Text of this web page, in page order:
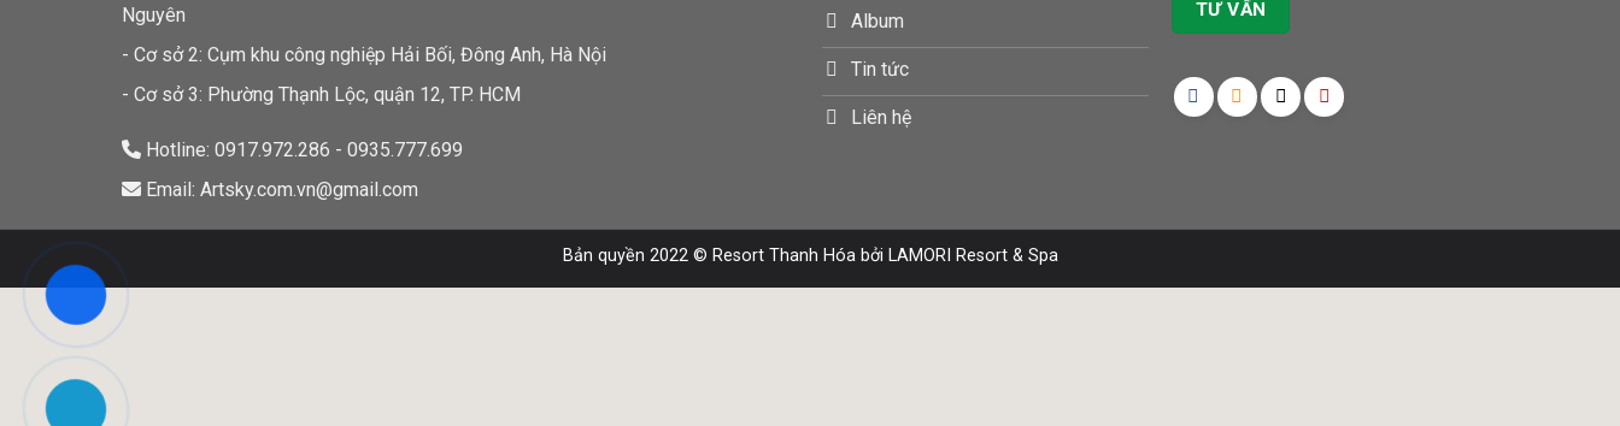
Nguyên
- Cơ sở 2: Cụm khu công nghiệp Hải Bối, Đông Anh, Hà Nội
- Cơ sở 3: Phường Thạnh Lộc, quận 12, TP. HCM
Hotline: 0917.972.286 - 0935.777.699
Email: Artsky.com.vn@gmail.com
Album
Tin tức
Liên hệ
Bản quyền 2022 © Resort Thanh Hóabởi LAMORI Resort & Spa